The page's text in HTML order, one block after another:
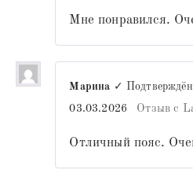
Мне понравился.
Марина ✓
03.03.2026
Отзыв с
Отличный пояс.